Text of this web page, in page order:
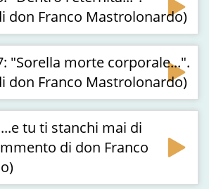
don Franco Mastrolonardo)
"Sorella morte corporale...".
don Franco Mastrolonardo)
tu ti stanchi mai di
di don Franco